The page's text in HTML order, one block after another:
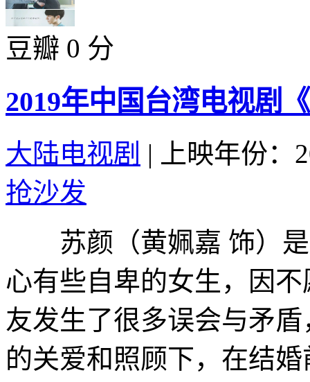
豆瓣 0 分
2019年中国台湾电视剧
大陆电视剧 |
上映年份：
抢沙发
苏颜（黄姵嘉 饰）是
心有些自卑的女生，因
友发生了很多误会与矛
的关爱和照顾下，在结